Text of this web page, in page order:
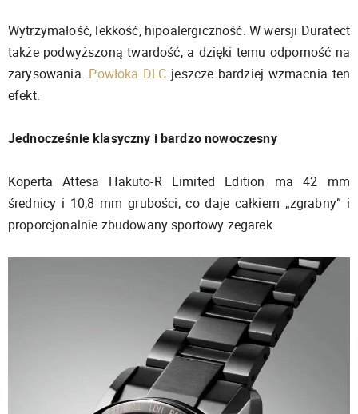
Wytrzymałość, lekkość, hipoalergiczność. W wersji Duratect
także podwyższoną twardość, a dzięki temu odporność na
zarysowania. Powłoka DLC jeszcze bardziej wzmacnia ten
efekt.
Jednocześnie klasyczny i bardzo nowoczesny
Koperta Attesa Hakuto-R Limited Edition ma 42 mm
średnicy i 10,8 mm grubości, co daje całkiem „zgrabny” i
proporcjonalnie zbudowany sportowy zegarek.